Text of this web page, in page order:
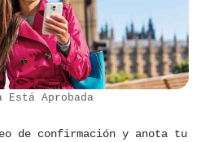
Está Aprobada
de confirmación y anota tu